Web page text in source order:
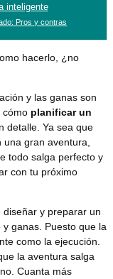
inteligente
Pros y contras
hacerlo, ¿no
y las ganas son
cómo planificar un
detalle. Ya sea que
gran aventura,
todo salga perfecto y
con tu próximo
y preparar un
y ganas. Puesto que la
como la ejecución.
la aventura salga
Cuanta más